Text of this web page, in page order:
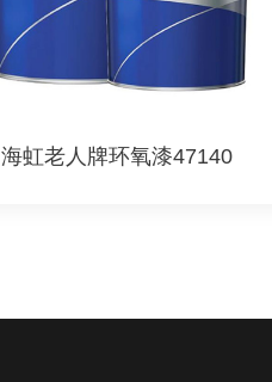
海虹老人牌环氧漆47140